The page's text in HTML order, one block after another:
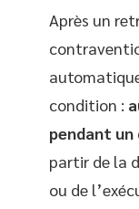
Après un
condition :
pendant un
partir de la
ou de